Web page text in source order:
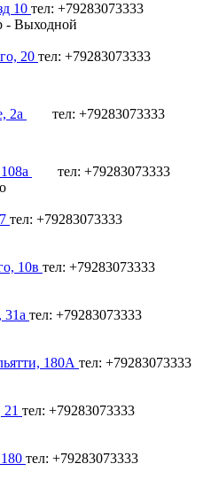
10 тел: +79283073333
- Выходной
20 тел: +79283073333
2а
тел: +79283073333
тел: +79283073333
тел: +79283073333
10в тел: +79283073333
31а тел: +79283073333
180А тел: +79283073333
тел: +79283073333
тел: +79283073333